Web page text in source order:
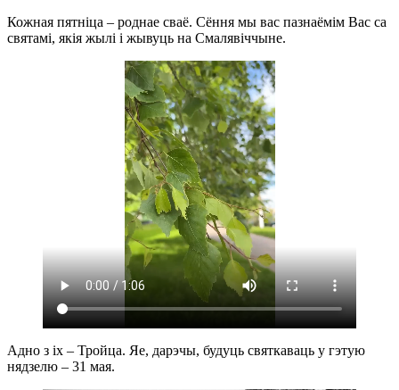
Кожная пятніца – роднае сваё. Сёння мы вас пазнаёмім Вас са
святамі, якія жылі і жывуць на Смалявіччыне.
Адно з іх – Тройца. Яе, дарэчы, будуць святкаваць у гэтую
нядзелю – 31 мая.